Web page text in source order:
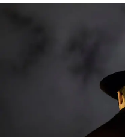
I MIEI PREFERITI